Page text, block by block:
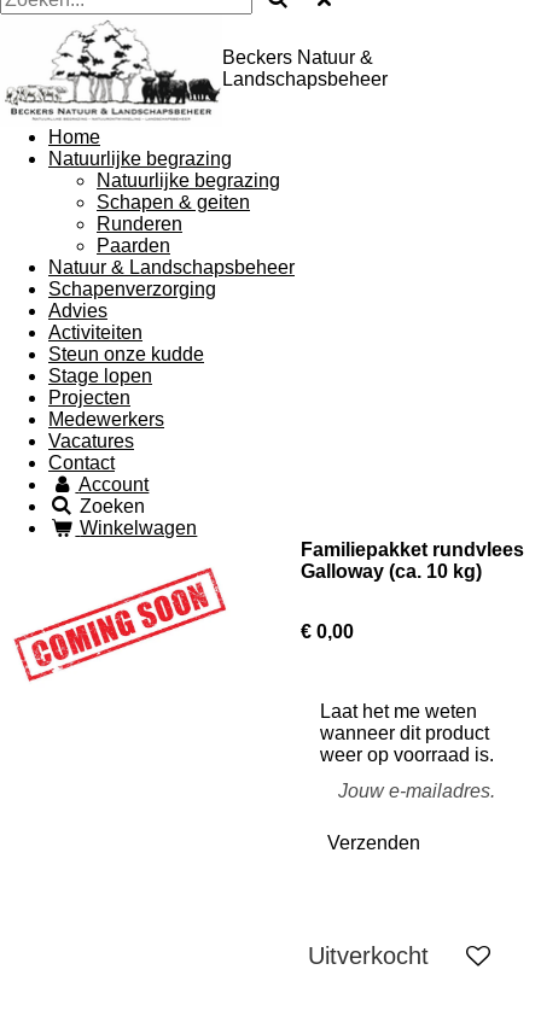
Beckers Natuur &
Landschapsbeheer
Home
Natuurlijke begrazing
Natuurlijke begrazing
Schapen & geiten
Runderen
Paarden
Natuur & Landschapsbeheer
Schapenverzorging
Advies
Activiteiten
Steun onze kudde
Stage lopen
Projecten
Medewerkers
Vacatures
Contact
Account
Zoeken
Winkelwagen
Familiepakket rundvlees
Galloway (ca. 10 kg)
€ 0,00
Laat het me weten
wanneer dit product
weer op voorraad is.
Verzenden
Uitverkocht